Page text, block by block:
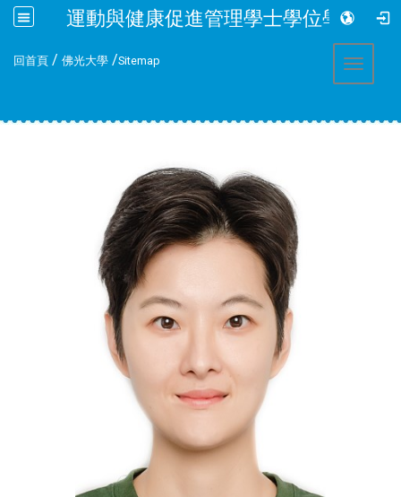
運動與健康促進管理學士學位學程
回首頁 / 佛光大學 /Sitemap Toggle